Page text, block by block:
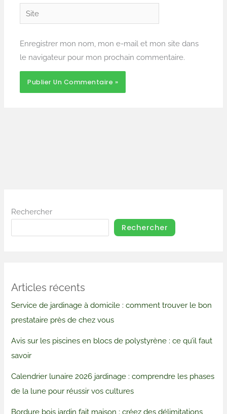
Site
Enregistrer mon nom, mon e-mail et mon site dans
le navigateur pour mon prochain commentaire.
Rechercher
Rechercher
Articles récents
Service de jardinage à domicile : comment trouver le bon
prestataire près de chez vous
Avis sur les piscines en blocs de polystyrène : ce qu’il faut
savoir
Calendrier lunaire 2026 jardinage : comprendre les phases
de la lune pour réussir vos cultures
Bordure bois jardin fait maison : créez des délimitations